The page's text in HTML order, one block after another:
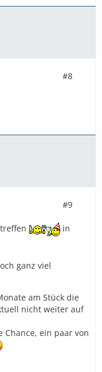
#8
#9
in
ganz viel
am Stück die
nicht weiter auf
ein paar von